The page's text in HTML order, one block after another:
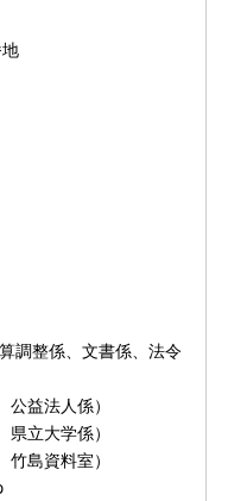
調整係、文書係、法令
益法人係）
立大学係）
島資料室）